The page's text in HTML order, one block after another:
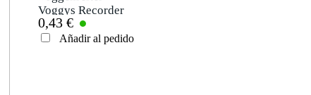
Voggys Recorder
Songbook
(English)
0,43 €
Añadir al pedido